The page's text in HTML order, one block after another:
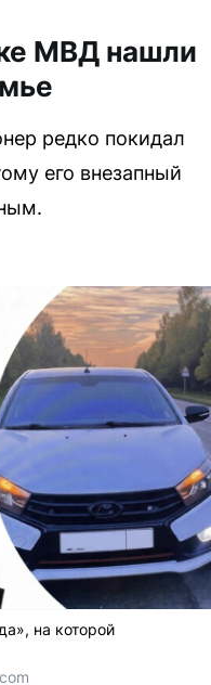
МВД нашли
редко покидал
его внезапный
на которой